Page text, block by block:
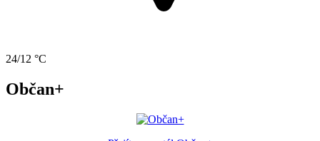
24/12 °C
Občan+